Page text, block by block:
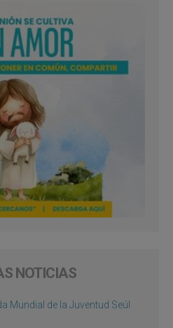
NOTICIAS
Mundial de la Juventud Seúl